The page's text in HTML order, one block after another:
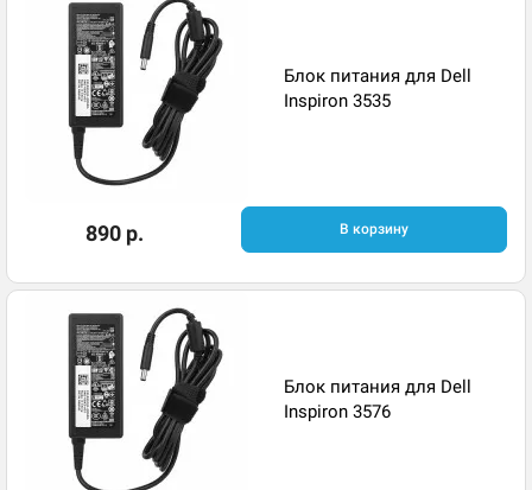
Блок питания для Dell
Inspiron 3535
890 р. В корзину
Блок питания для Dell
Inspiron 3576